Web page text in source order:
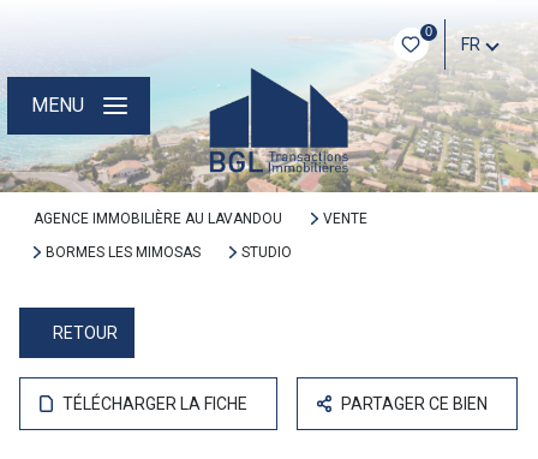
0
FR
MENU
AGENCE IMMOBILIÈRE AU LAVANDOU
VENTE
BORMES LES MIMOSAS
STUDIO
RETOUR
TÉLÉCHARGER LA FICHE PARTAGER CE BIEN